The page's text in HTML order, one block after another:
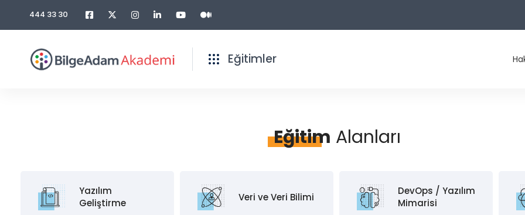
444 33 30
Eğitimler
Eğitim Alanları
Yazılım
Geliştirme
Veri ve Veri Bilimi
DevOps / Yazılım
Mimarisi